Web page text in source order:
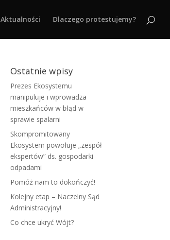
Aktualności Dlaczego protestujemy?
Ostatnie wpisy
Prezes Ekosystemu
manipuluje i wprowadza
mieszkańców w błąd w
sprawie spalarni
Skompromitowany
Ekosystem powołuje „zespół
ekspertów” ds. gospodarki
odpadami
Pomóż nam to dokończyć!
Kolejny etap – Naczelny Sąd
Administracyjny!
Co chce ukryć Wójt?